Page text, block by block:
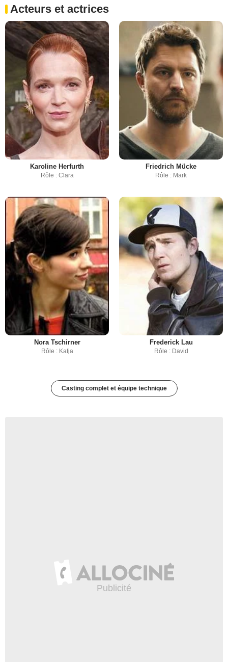
Acteurs et actrices
Karoline Herfurth
Rôle : Clara
Friedrich Mücke
Rôle : Mark
Nora Tschirner
Rôle : Katja
Frederick Lau
Rôle : David
Casting complet et équipe technique